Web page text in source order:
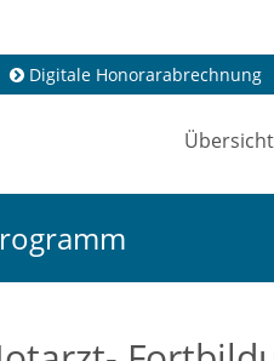
Digitale Honorarabrechnung
Übersicht